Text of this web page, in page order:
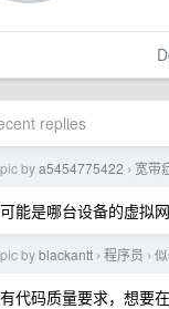
replies
bya5454775422 › 宽带
能是哪台设备的虚拟
byblackantt › 程序员 ›
代码质量要求，想要